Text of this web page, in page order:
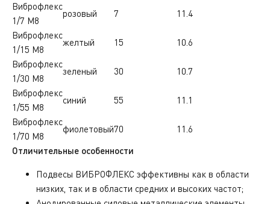
Виброфлекс
1/7 М8
розовый 7
11.4
Виброфлекс
1/15 М8
желтый 15
10.6
Виброфлекс
1/30 М8
зеленый 30
10.7
Виброфлекс
1/55 М8
синий 55
11.1
Виброфлекс
1/70 М8
фиолетовый70
11.6
Отличительные особенности
Подвесы ВИБРОФЛЕКС эффективны как в области
низких, так и в области средних и высоких частот;